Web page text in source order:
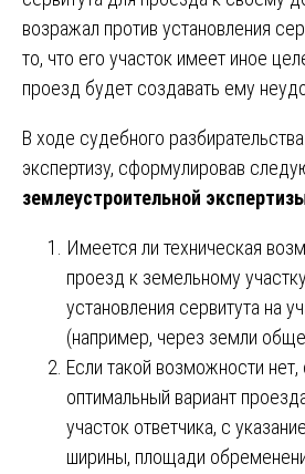
возражал против установления
то, что его участок имеет иное
проезд будет создавать ему
В ходе судебного
экспертизу, сформулировав
землеустроительной
Имеется ли техническая
проезд к земельному
установления сервитута на
(например, через земли
Если такой возможности нет,
оптимальный вариант
участок ответчика, с
ширины, площади